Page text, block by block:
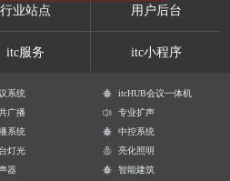
行业站点 用户后台
itc服务 itc小程序
系统
itcHUB会议一体机
广播
专业扩声
系统
中控系统
灯光
亮化照明
器
智能建筑